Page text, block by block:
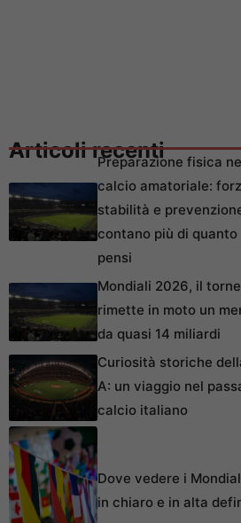
Articoli recenti
Preparazione fisica
calcio amatoriale:
stabilità e
contano più di quanto
pensi
Mondiali 2026, il
rimette in moto un
da quasi 14 miliardi
Curiosità storiche
A: un viaggio nel
calcio italiano
Dove vedere i
in chiaro e in alta